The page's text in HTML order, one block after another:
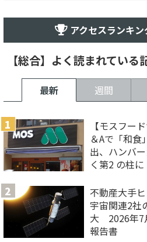
アクセスランキン
【総合】よく読まれている
最新 週間
【モスフー
＆Aで「和食
出、ハンバ
く第2 の柱に
不動産大手
宇宙関連2社
大 2026年7
報告書